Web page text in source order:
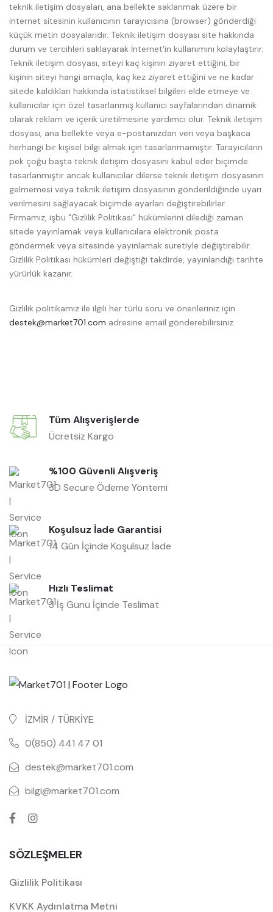
teknik iletişim dosyaları, ana bellekte saklanmak üzere bir
internet sitesinin kullanıcının tarayıcısına (browser) gönderdiği
küçük metin dosyalarıdır. Teknik iletişim dosyası site hakkında
durum ve tercihleri saklayarak İnternet'in kullanımını kolaylaştırır.
Teknik iletişim dosyası, siteyi kaç kişinin ziyaret ettiğini, bir
kişinin siteyi hangi amaçla, kaç kez ziyaret ettiğini ve ne kadar
sitede kaldıkları hakkında istatistiksel bilgileri elde etmeye ve
kullanıcılar için özel tasarlanmış kullanıcı sayfalarından dinamik
olarak reklam ve içerik üretilmesine yardımcı olur. Teknik iletişim
dosyası, ana bellekte veya e-postanızdan veri veya başkaca
herhangi bir kişisel bilgi almak için tasarlanmamıştır. Tarayıcıların
pek çoğu başta teknik iletişim dosyasını kabul eder biçimde
tasarlanmıştır ancak kullanıcılar dilerse teknik iletişim dosyasının
gelmemesi veya teknik iletişim dosyasının gönderildiğinde uyarı
verilmesini sağlayacak biçimde ayarları değiştirebilirler.
Firmamız, işbu "Gizlilik Politikası" hükümlerini dilediği zaman
sitede yayınlamak veya kullanıcılara elektronik posta
göndermek veya sitesinde yayınlamak suretiyle değiştirebilir.
Gizlilik Politikası hükümleri değiştiği takdirde, yayınlandığı tarihte
yürürlük kazanır.
Gizlilik politikamız ile ilgili her türlü soru ve önerileriniz için
destek@market701.com adresine email gönderebilirsiniz.
Tüm Alışverişlerde
Ücretsiz Kargo
%100 Güvenli Alışveriş
3D Secure Ödeme Yöntemi
Koşulsuz İade Garantisi
14 Gün İçinde Koşulsuz İade
Hızlı Teslimat
3 İş Günü İçinde Teslimat
İZMİR / TÜRKİYE
0(850) 441 47 01
destek@market701.com
bilgi@market701.com
SÖZLEŞMELER
Gizlilik Politikası
KVKK Aydınlatma Metni